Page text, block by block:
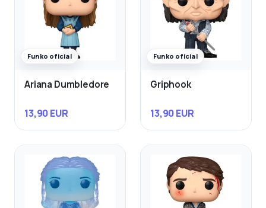
Funko oficial
Ariana Dumbledore
13,90 EUR
Funko oficial
Griphook
13,90 EUR